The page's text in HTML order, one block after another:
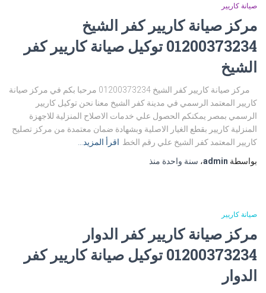
صيانة كاريير
مركز صيانة كاريير كفر الشيخ
01200373234 توكيل صيانة كاريير كفر
الشيخ
مركز صيانة كاريير كفر الشيخ 01200373234 مرحبا بكم في مركز صيانة
كاريير المعتمد الرسمي في مدينة كفر الشيخ معنا نحن توكيل كاريير
الرسمي بمصر يمكنكم الحصول علي خدمات الاصلاح المنزلية للاجهزة
المنزلية كاريير بقطع الغيار الاصلية وبشهادة ضمان معتمدة من مركز تصليح
كاريير المعتمد كفر الشيخ علي رقم الخط اقرأ المزيد…
بواسطة admin، سنة واحدة منذ
صيانة كاريير
مركز صيانة كاريير كفر الدوار
01200373234 توكيل صيانة كاريير كفر
الدوار